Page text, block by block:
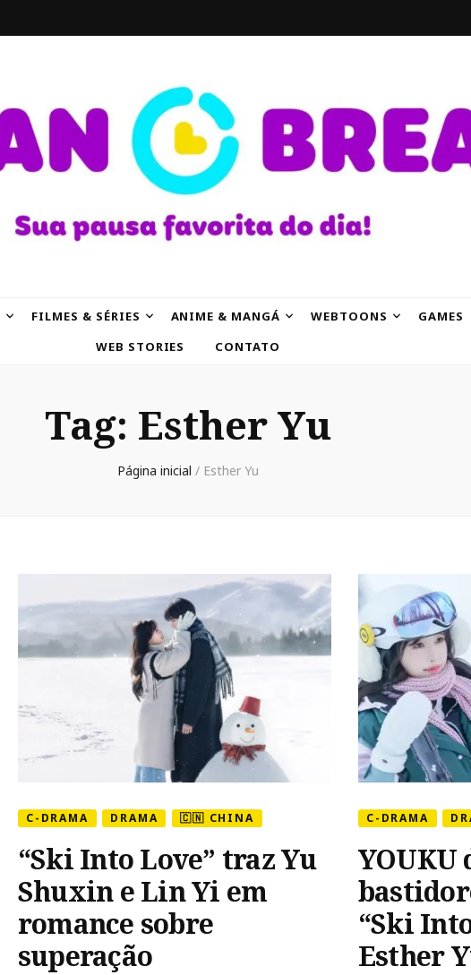
FILMES & SÉRIES ANIME & MANGÁ WEBTOONS GAMES
WEB STORIES
CONTATO
Tag: Esther Yu
Página inicial / Esther Yu
C-DRAMA DRAMA 🇨🇳 CHINA
“Ski Into Love” traz Yu
Shuxin e Lin Yi em
romance sobre
superação
C-DRAMA
“Ski
Esther